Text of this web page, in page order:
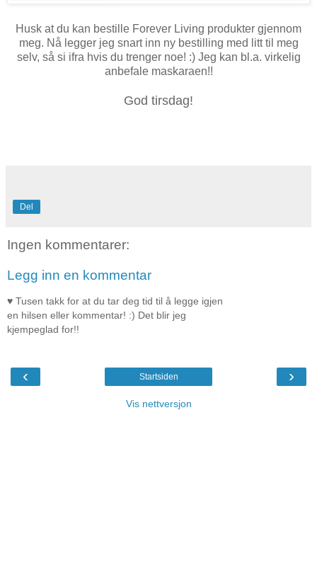
Husk at du kan bestille Forever Living produkter gjennom
meg. Nå legger jeg snart inn ny bestilling med litt til meg
selv, så si ifra hvis du trenger noe! :) Jeg kan bl.a. virkelig
anbefale maskaraen!!
God tirsdag!
Del
Ingen kommentarer:
Legg inn en kommentar
♥ Tusen takk for at du tar deg tid til å legge igjen
en hilsen eller kommentar! :) Det blir jeg
kjempeglad for!!
‹ ›
Startsiden
Vis nettversjon